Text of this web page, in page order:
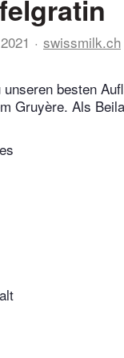
swissmilk.ch
besten
Gruyère. Als